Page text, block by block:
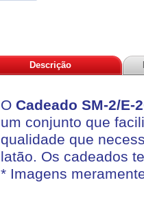
Descrição
O Cadeado SM-2/E-
um conjunto que
qualidade que
latão. Os cadeados
* Imagens